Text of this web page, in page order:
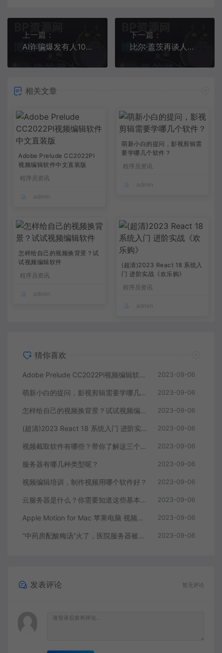
上一篇：
AI诈骗爆发有人10分钟被骗430万！人工智能“破坏力”显现，野蛮生长后将迎强监管？
下一篇：
比尔·盖茨再谈人工智能：“AI助理”将带来颠覆性变化，搜索引擎和在线购物网站都将消失
相关文章
Adobe Prelude CC2022Pl
视频编辑软件中文直装版
程序员资讯
admin
萌新小白的提问，影视剪辑需
要学哪几个软件？
程序员资讯
admin
怎样给自己的视频换背景？试
试视频编辑软件
程序员资讯
admin
(超清)2023 React 18 系统入
门 进阶实战《欢乐购》
程序员资讯
admin
猜你喜欢
Adobe Prelude CC2022Pl视频编辑软件中文直装版 2023-09-06
萌新小白的提问，影视剪辑需要学哪几个软件？ 2023-09-06
怎样给自己的视频换背景？试试视频编辑软件 2023-09-06
(超清)2023 React 18 系统入门 进阶实战《欢乐购》 2023-09-06
视频截取软件有哪些？带你了解这三个视频编辑软件 2023-09-06
服务器有哪几种类型呢？ 2023-09-06
视频编辑培训，制作视频用哪个软件好？ 2023-09-06
云服务器是什么？你需要知道这些基本知识 2023-09-06
Apple Motion for Mac 苹果电脑 视频编辑软件 2023-09-06
“中药房配酸梅汤”火了，医院服务器被挤爆，网友：更适合中国宝宝体质 2023-09-06
发表评论 暂无评论